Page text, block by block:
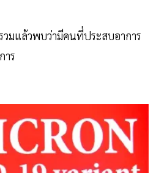
วมแล้วพบว่ามีคนที่ประสบอาการ
าร